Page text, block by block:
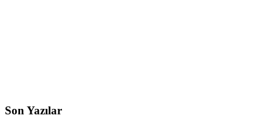
Son Yazılar